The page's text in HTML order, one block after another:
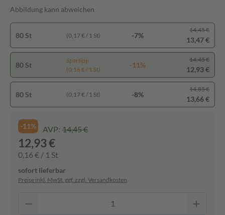
Abbildung kann abweichen
80 St (0,17 € / 1 St) -7%
14,45 €
13,47 €
80 St
Spartipp
(0,16 € / 1 St)
-11%
14,45 €
12,93 €
80 St (0,17 € / 1 St) -8%
14,85 €
13,66 €
-11% AVP: 14,45 €
12,93 €
0,16 € / 1 St
sofort lieferbar
Preise inkl. MwSt. ggf. zzgl. Versandkosten